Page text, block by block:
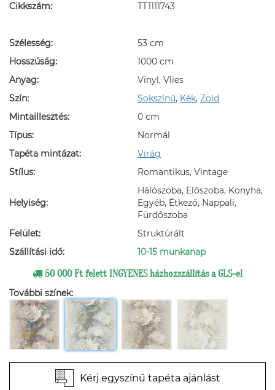
Cikkszám: TT1111743
Szélesség:
53 cm
Hosszúság:
1000 cm
Anyag:
Vinyl, Vlies
Szín:
Sokszínű, Kék, Zöld
Mintaillesztés:
0 cm
Típus:
Normál
Tapéta mintázat:
Virág
Stílus:
Romantikus, Vintage
Helyiség:
Hálószoba, Előszoba, Konyha,
Egyéb, Étkező, Nappali,
Fürdőszoba
Felület:
Struktúrált
Szállítási idő:
10-15 munkanap
50 000 Ft felett INGYENES házhozszállítás a GLS-el
További színek:
Kérj egyszínű tapéta ajánlást